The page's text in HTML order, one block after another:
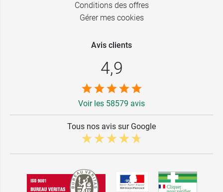
Conditions des offres
Gérer mes cookies
Avis clients
4,9
Voir les 58579 avis
Tous nos avis sur Google